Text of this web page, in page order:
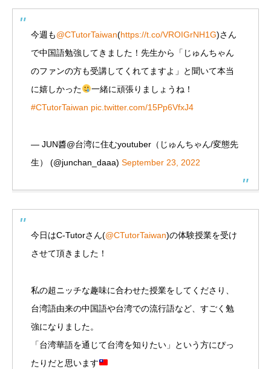
今週も@CTutorTaiwan(https://t.co/VROIGrNH1G)さん
で中国語勉強してきました！先生から「じゅんちゃん
のファンの方も受講してくれてますよ」と聞いて本当
に嬉しかった
一緒に頑張りましょうね！
#CTutorTaiwan pic.twitter.com/15Pp6VfxJ4
— JUN醬@台湾に住むyoutuber（じゅんちゃん/変態先
生） (@junchan_daaa) September 23, 2022
今日はC-Tutorさん(@CTutorTaiwan)の体験授業を受け
させて頂きました！
私の超ニッチな趣味に合わせた授業をしてくださり、
台湾語由来の中国語や台湾での流行語など、すごく勉
強になりました。
「台湾華語を通じて台湾を知りたい」という方にぴっ
たりだと思います